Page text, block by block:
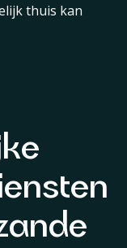
thuis kan